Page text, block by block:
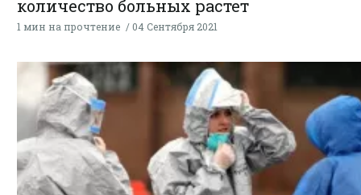
количество больных растет
1 мин на прочтение 04 Сентября 2021